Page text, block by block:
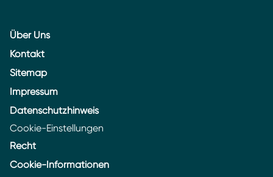
Über Uns
Kontakt
Sitemap
Impressum
Datenschutzhinweis
Cookie-Einstellungen
Recht
Cookie-Informationen